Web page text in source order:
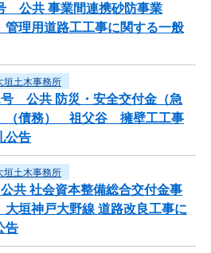
公共 事業間連携砂防事業
理用道路工工事に関する一般
垣土木事務所
公共 防災・安全交付金（急
（債務） 祖父谷 擁壁工工事
公告
垣土木事務所
共 社会資本整備総合交付金事
大垣神戸大野線 道路改良工事に
告